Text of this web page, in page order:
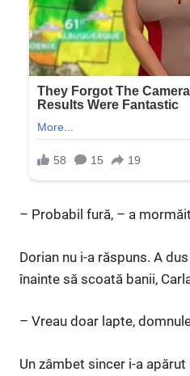
– Probabil fură, – a
Dorian nu i-a răspuns. A
înainte să scoată banii,
– Vreau doar lapte,
Un zâmbet sincer i-a